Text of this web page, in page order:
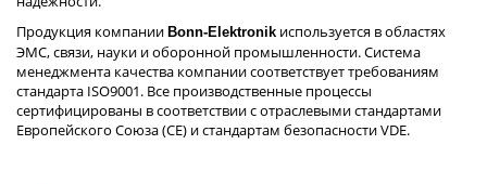
Продукция компании Bonn-Elektronik используется в областях
ЭMC, связи, науки и оборонной промышленности. Система
менеджмента качества компании соответствует требованиям
стандарта ISO9001. Все производственные процессы
сертифицированы в соответствии с отраслевыми стандартами
Европейского Союза (CE) и стандартам безопасности VDE.